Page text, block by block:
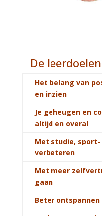
De
Het belang van
en inzien
Je geheugen en
altijd en overal
Met studie,
verbeteren
Met meer
gaan
Beter